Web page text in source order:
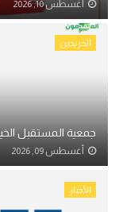
أغسطس 10, 2026
الخريجين
جمعية المستقبل
أغسطس 09, 2026
الأخبار